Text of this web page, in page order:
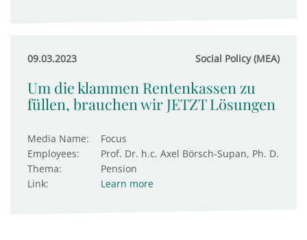
09.03.2023 Social Policy (MEA)
Um die klammen Rentenkassen zu
füllen, brauchen wir JETZT Lösungen
Media Name:
Focus
Employees:
Prof. Dr. h.c. Axel Börsch-Supan, Ph. D.
Thema:
Pension
Link:
Learn more